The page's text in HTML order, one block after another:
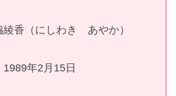
綾香（にしわき あやか）
1989年2月15日